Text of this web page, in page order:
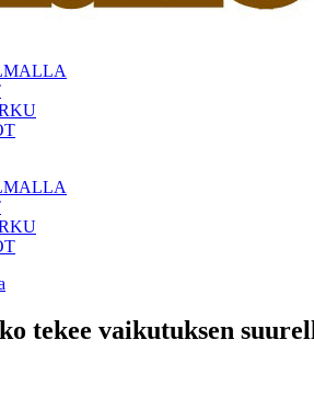
tekee vaikutuksen